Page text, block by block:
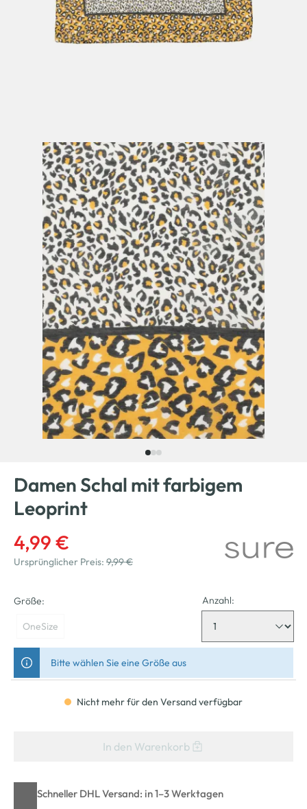
Damen Schal mit farbigem
Leoprint
4,99 €
Ursprünglicher Preis: 9,99 €
Größe:
OneSize
Anzahl:
Bitte wählen Sie eine Größe aus
Nicht mehr für den Versand verfügbar
In den Warenkorb
Schneller DHL Versand: in 1–3 Werktagen